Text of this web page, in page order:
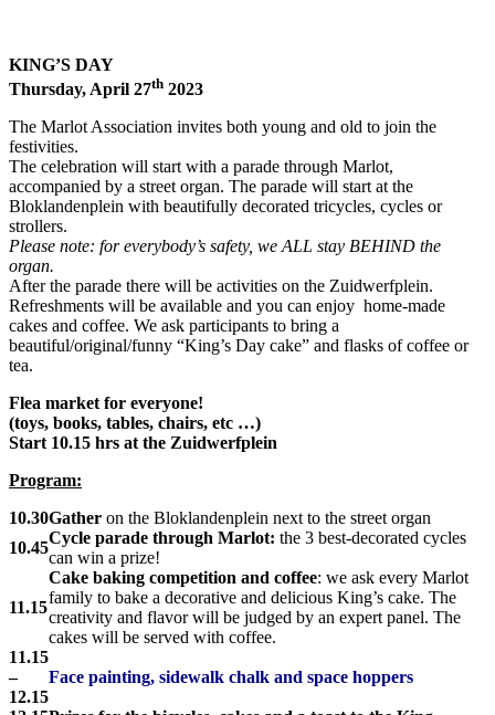
KING’S DAY
Thursday, April 27th 2023
The Marlot Association invites both young and old to join the
festivities.
The celebration will start with a parade through Marlot,
accompanied by a street organ. The parade will start at the
Bloklandenplein with beautifully decorated tricycles, cycles or
strollers.
Please note: for everybody’s safety, we ALL stay BEHIND the
organ.
After the parade there will be activities on the Zuidwerfplein.
Refreshments will be available and you can enjoy home-made
cakes and coffee. We ask participants to bring a
beautiful/original/funny “King’s Day cake” and flasks of coffee or
tea.
Flea market for everyone!
(toys, books, tables, chairs, etc …)
Start 10.15 hrs at the Zuidwerfplein
Program:
10.30Gather on the Bloklandenplein next to the street organ
10.45
Cycle parade through Marlot: the 3 best-decorated cycles
can win a prize!
11.15
Cake baking competition and coffee: we ask every Marlot
family to bake a decorative and delicious King’s cake. The
creativity and flavor will be judged by an expert panel. The
cakes will be served with coffee.
11.15
–
12.15
Face painting, sidewalk chalk and space hoppers